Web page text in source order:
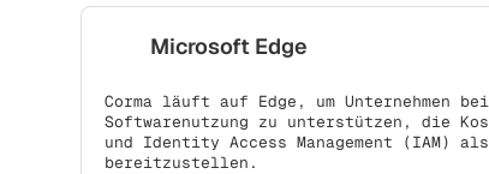
Microsoft Edge
Corma läuft auf Edge, um Unternehmen
Softwarenutzung zu unterstützen, die
und Identity Access Management (IAM)
bereitzustellen.